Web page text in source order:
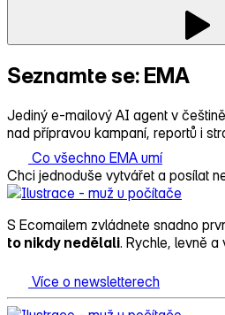
Seznamte se: EMA
Jediný e-mailový AI agent v
nad přípravou kampaní, reportů i
Co všechno EMA umí
Chci jednoduše vytvářet a posílat
S Ecomailem zvládnete snadno
to nikdy nedělali. Rychle, levně a
Více o newsletterech